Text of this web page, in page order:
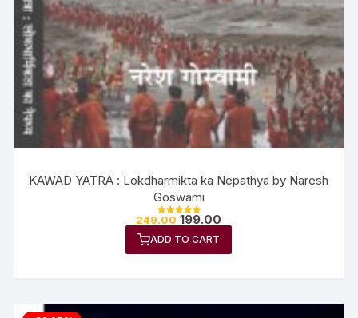
KAWAD YATRA : Lokdharmikta ka Nepathya by Naresh
Goswami
Rated
out of 5
249.00 199.00
ADD TO CART